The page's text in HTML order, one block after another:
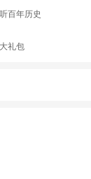
百年历史
礼包